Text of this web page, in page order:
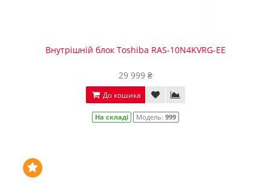
Внутрішній блок Toshiba RAS-10N4KVRG-EE
29 999 ₴
До кошика
На складі Модель: 999